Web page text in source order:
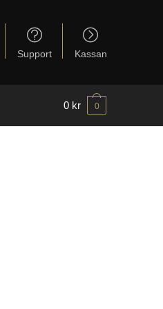
Support Kassan
0 kr 0